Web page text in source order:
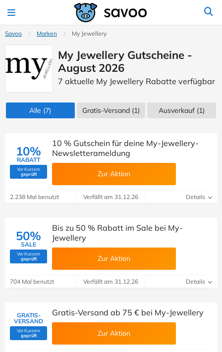
Savoo Marken My Jewellery
My Jewellery Gutscheine -
August 2026
7 aktuelle My Jewellery Rabatte verfügbar
Alle (7) Gratis-Versand (1) Ausverkauf (1)
10%
RABATT
Vor Kurzem
geprüft(Von Savoo geprüft)
10 % Gutschein für deine My-Jewellery-
Newsletterameldung
Zur Aktion
2.238 Mal benutzt Verfällt am 31.12.26 Details
50%
SALE
Vor Kurzem
geprüft(Von Savoo geprüft)
Bis zu 50 % Rabatt im Sale bei My-
Jewellery
Zur Aktion
704 Mal benutzt Verfällt am 31.12.26 Details
GRATIS-
VERSAND
Vor Kurzem
geprüft(Von Savoo geprüft)
Gratis-Versand ab 75 € bei My-Jewellery
Zur Aktion